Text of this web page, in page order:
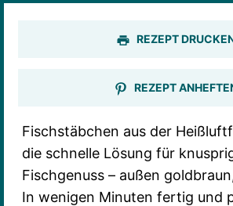
REZEPT
REZEPT
Fischstäbchen aus der
die schnelle Lösung für
Fischgenuss – außen
In wenigen Minuten fertig und